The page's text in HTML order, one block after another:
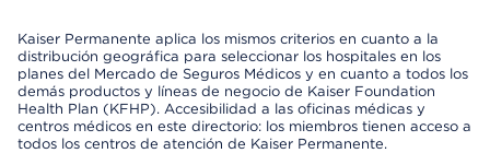
Kaiser Permanente aplica los mismos criterios en cuanto a la
distribución geográfica para seleccionar los hospitales en los
planes del Mercado de Seguros Médicos y en cuanto a todos los
demás productos y líneas de negocio de Kaiser Foundation
Health Plan (KFHP). Accesibilidad a las oficinas médicas y
centros médicos en este directorio: los miembros tienen acceso a
todos los centros de atención de Kaiser Permanente.